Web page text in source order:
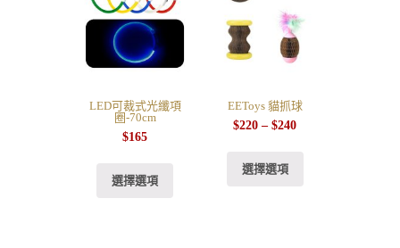
LED可裁式光纖項
圈-70cm
$165
選擇選項
EEToys 貓抓球
$220 –$240
選擇選項